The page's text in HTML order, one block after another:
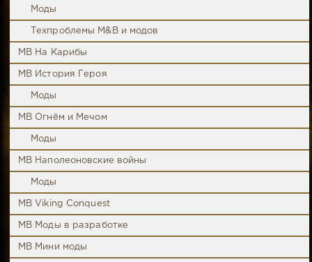
Моды
Техпроблемы M&B и модов
MB На Карибы
MB История Героя
Моды
MB Огнём и Мечом
Моды
MB Наполеоновские войны
Моды
MB Viking Conquest
MB Моды в разработке
MB Мини моды